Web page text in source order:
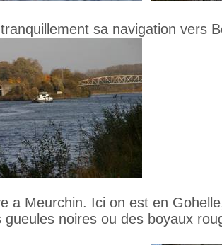
sa navigation vers
a Meurchin. Ici on est en
gueules noires ou des boyaux